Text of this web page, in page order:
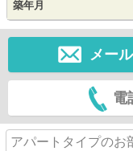
築年月
メー
電
アパートタイプのお